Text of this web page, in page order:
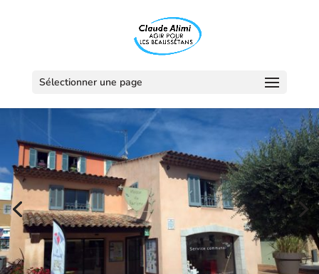
Sélectionner une page